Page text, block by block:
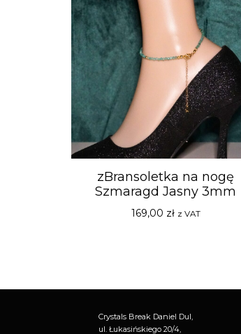
zBransoletka na nogę
Szmaragd Jasny 3mm
169,00 zł z VAT
Crystals Break Daniel Dul,
ul. Łukasińskiego 20/4,